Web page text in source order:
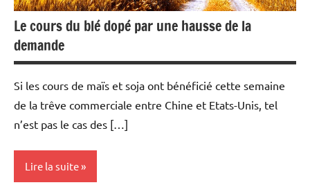
Le cours du blé dopé par une hausse de la
demande
Si les cours de maïs et soja ont bénéficié cette semaine
de la trêve commerciale entre Chine et Etats-Unis, tel
n’est pas le cas des […]
Lire la suite